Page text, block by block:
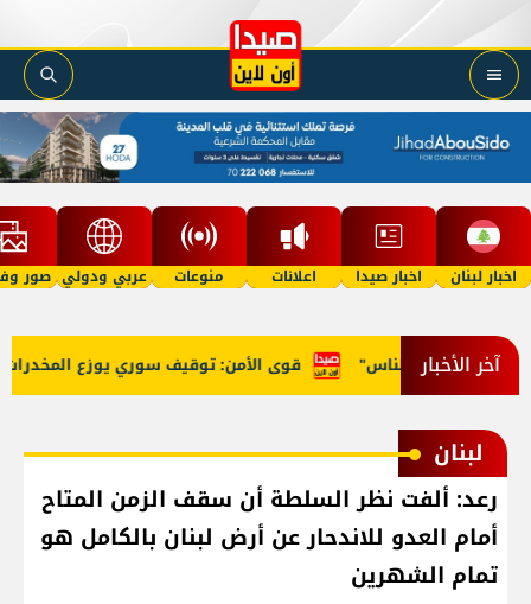
اخبار لبنان اخبار صيدا اعلانات منوعات عربي ودولي صور
آخر الأخبار قوى الأمن: توقيف سوري يوزع المخدرات أموال الناس"
لبنان
رعد: ألفت نظر السلطة أن سقف الزمن المتاح
أمام العدو للاندحار عن أرض لبنان بالكامل هو
تمام الشهرين